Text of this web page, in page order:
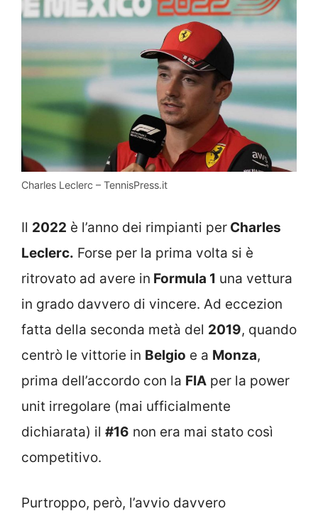
Charles Leclerc – TennisPress.it
Il 2022 è l’anno dei rimpianti per Charles
Leclerc. Forse per la prima volta si è
ritrovato ad avere in Formula 1 una vettura
in grado davvero di vincere. Ad eccezion
fatta della seconda metà del 2019, quando
centrò le vittorie in Belgio e a Monza,
prima dell’accordo con la FIA per la power
unit irregolare (mai ufficialmente
dichiarata) il #16 non era mai stato così
competitivo.
Purtroppo, però, l’avvio davvero